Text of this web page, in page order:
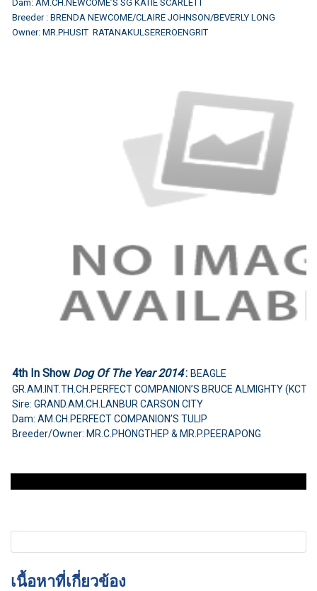
Dam: AM.CH.NEWCOME’S SG KATIE SCARLETT
Breeder : BRENDA NEWCOME/CLAIRE JOHNSON/BEVERLY LONG
Owner: MR.PHUSIT RATANAKULSEREROENGRIT
4th In Show Dog Of The Year 2014: BEAGLE
GR.AM.INT.TH.CH.PERFECT COMPANION’S BRUCE ALMIGHTY
Sire: GRAND.AM.CH.LANBUR CARSON CITY
Dam: AM.CH.PERFECT COMPANION’S TULIP
Breeder/Owner: MR.C.PHONGTHEP & MR.P.PEERAPONG
เนื้อหาที่เกี่ยวข้อง